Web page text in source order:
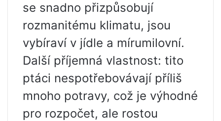
se snadno přizpůsobují
rozmanitému klimatu, jsou
vybíraví v jídle a mírumilovní.
Další příjemná vlastnost: tito
ptáci nespotřebovávají příliš
mnoho potravy, což je výhodné
pro rozpočet, ale rostou